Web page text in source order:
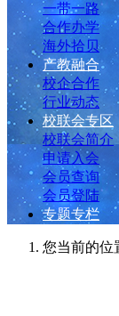
一带一路
合作办学
海外拾贝
产教融合
校企合作
行业动态
校联会专区
校联会简介
申请入会
会员查询
会员登陆
专题专栏
您当前的位